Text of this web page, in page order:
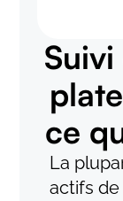
ce
La
actifs